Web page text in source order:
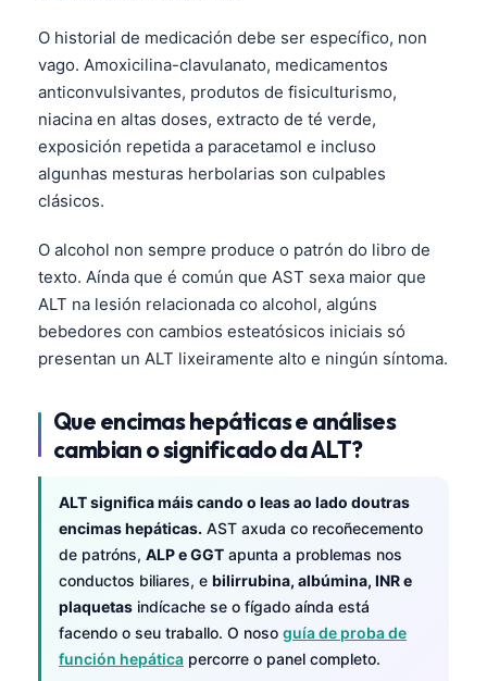
O historial de medicación debe ser específico, non
vago. Amoxicilina-clavulanato, medicamentos
anticonvulsivantes, produtos de fisiculturismo,
niacina en altas doses, extracto de té verde,
exposición repetida a paracetamol e incluso
algunhas mesturas herbolarias son culpables
clásicos.
O alcohol non sempre produce o patrón do libro de
texto. Aínda que é común que AST sexa maior que
ALT na lesión relacionada co alcohol, algúns
bebedores con cambios esteatósicos iniciais só
presentan un ALT lixeiramente alto e ningún síntoma.
Que encimas hepáticas e análises
cambian o significado da ALT?
ALT significa máis cando o leas ao lado doutras
encimas hepáticas. AST axuda co recoñecemento
de patróns, ALP e GGT apunta a problemas nos
conductos biliares, e bilirrubina, albúmina, INR e
plaquetas indícache se o fígado aínda está
facendo o seu traballo. O noso guía de proba de
función hepática percorre o panel completo.
O‘zbekcha
Català
Қазақ тілі
Suomi
Hrvatski
كوردی‎
پښتو
অসমীয়া
Latviešu valoda
Македонски јазик
Euskara
Gàidhlig
Occitan
العربية المغربية
Afrikaans